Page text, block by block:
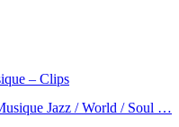
– Clips
Jazz / World / Soul …